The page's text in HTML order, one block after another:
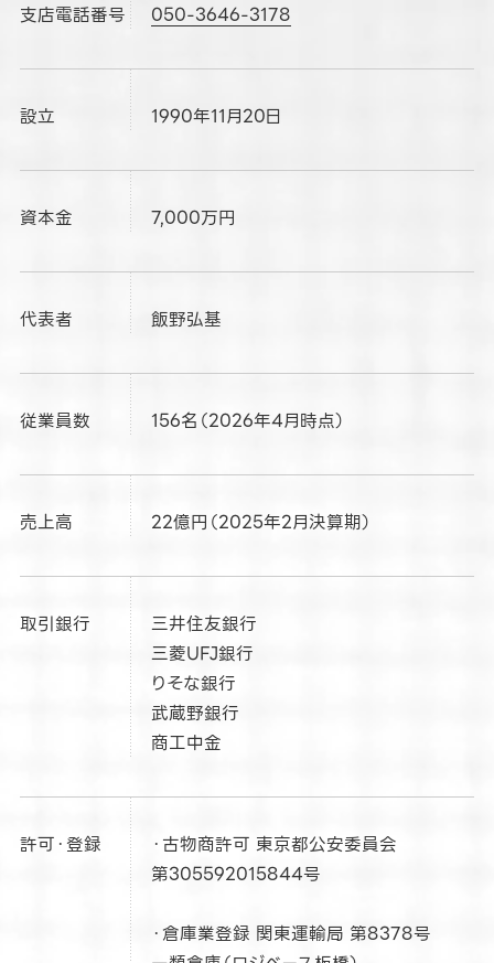
支店電話番号 050-3646-3178
設立 1990年11月20日
資本金 7,000万円
代表者 飯野弘基
従業員数 156名（2026年4月時点）
売上高 22億円（2025年2月決算期）
取引銀行
三井住友銀行
三菱UFJ銀行
りそな銀行
武蔵野銀行
商工中金
許可・登録
・古物商許可 東京都公安委員会
第305592015844号
・倉庫業登録 関東運輸局 第8378号